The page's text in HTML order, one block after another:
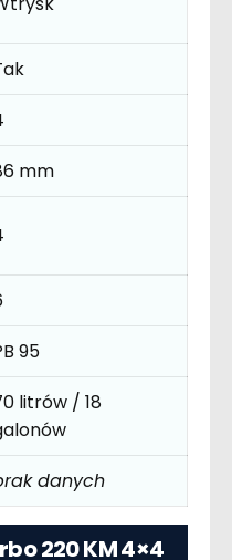
mm
95
litrów / 18
danych
220 KM 4×4